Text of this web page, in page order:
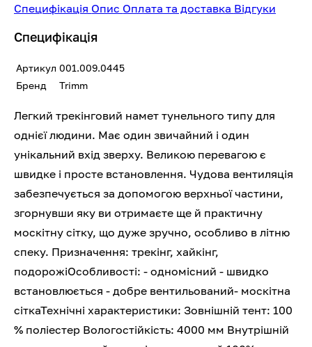
Специфікація Опис Оплата та доставка Відгуки
Специфікація
Артикул 001.009.0445
Бренд
Trimm
Легкий трекінговий намет тунельного типу для
однієї людини. Має один звичайний і один
унікальний вхід зверху. Великою перевагою є
швидке і просте встановлення. Чудова вентиляція
забезпечується за допомогою верхньої частини,
згорнувши яку ви отримаєте ще й практичну
москітну сітку, що дуже зручно, особливо в літню
спеку. Призначення: трекінг, хайкінг,
подорожіОсобливості: - одномісний - швидко
встановлюється - добре вентильований- москітна
сіткаТехнічні характеристики: Зовнішній тент: 100
% поліестер Вологостійкість: 4000 мм Внутрішній